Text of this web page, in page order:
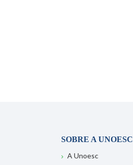
SOBRE A UNOESC
A Unoesc